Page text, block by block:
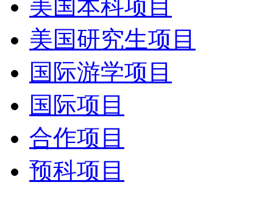
美国本科项目
美国研究生项目
国际游学项目
国际项目
合作项目
预科项目